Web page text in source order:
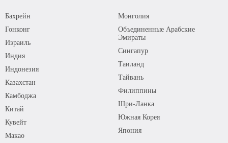
Бахрейн
Гонконг
Израиль
Индия
Индонезия
Казахстан
Камбоджа
Китай
Кувейт
Макао
Монголия
Объединенные Арабские
Эмираты
Сингапур
Таиланд
Тайвань
Филиппины
Шри-Ланка
Южная Корея
Япония